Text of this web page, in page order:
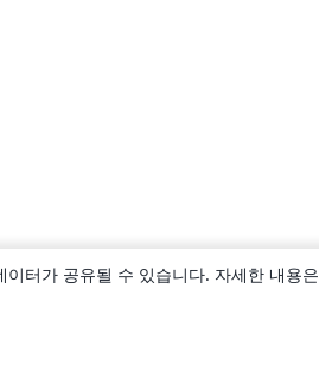
터가 공유될 수 있습니다. 자세한 내용은